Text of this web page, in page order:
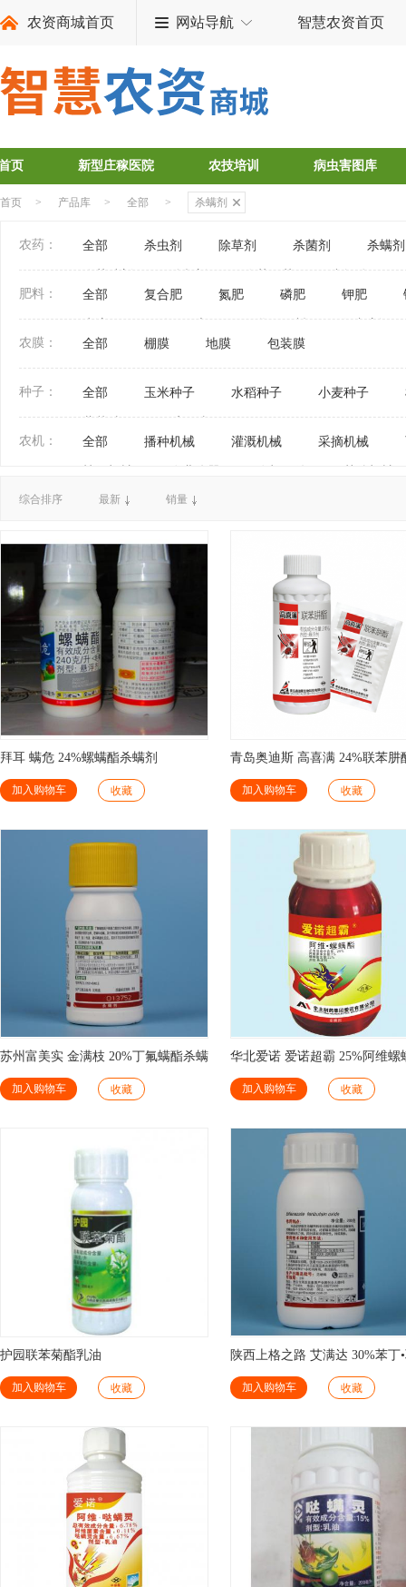
农资商城首页 网站导航 智慧农资首页
页 新型庄稼医院 农技培训 病虫害图库
首页 > 产品库 > 全部 > 杀螨剂
农药： 全部 杀虫剂 除草剂 杀菌剂 杀螨剂
肥料：
全部 复合肥 氮肥 磷肥 钾肥
农膜：
全部 棚膜 地膜 包装膜
种子： 全部 玉米种子 水稻种子 小麦种子
农机：
全部 播种机械 灌溉机械 采摘机械
综合排序 最新 销量
拜耳 螨危 24%螺螨酯杀螨剂
加入购物车 收藏
青岛奥迪斯 高喜满 24%联苯肼
剂
加入购物车 收藏
苏州富美实 金满枝 20%丁氟螨酯杀螨
剂
加入购物车 收藏
华北爱诺 爱诺超霸 25%阿维螺
螨剂
加入购物车 收藏
护园联苯菊酯乳油
加入购物车 收藏
陕西上格之路 艾满达 30%苯丁
肼杀螨剂
加入购物车 收藏